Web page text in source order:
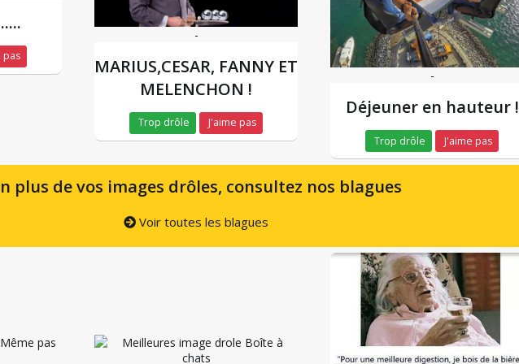
pas
-
MARIUS,CESAR, FANNY ET
MELENCHON !
Trop drôle J'aime pas
-
Déjeuner en hauteur !
Trop drôle J'aime pas
plus de vos images drôles, consultez nos blagues
Voir toutes les blagues